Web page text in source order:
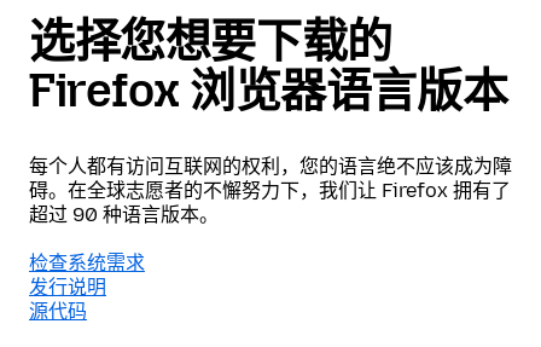
选择您想要下载的
Firefox 浏览器语言版本
每个人都有访问互联网的权利，您的语言绝不应该成为障
碍。在全球志愿者的不懈努力下，我们让 Firefox 拥有了
超过 90 种语言版本。
检查系统需求
发行说明
源代码